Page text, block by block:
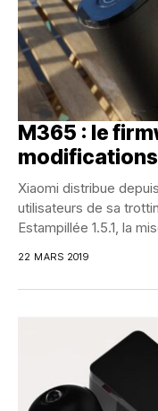
M365 : le
modifications
Xiaomi distribue
utilisateurs de sa
Estampillée 1.5.1, la
22 MARS 2019